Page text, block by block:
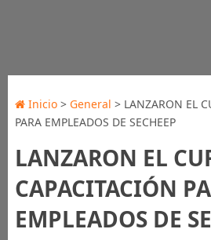
Inicio> General > LANZARON EL
PARA EMPLEADOS DE SECHEEP
LANZARON EL
CAPACITACIÓN
EMPLEADOS DE